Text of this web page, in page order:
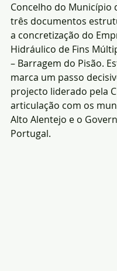
Concelho do Município
três documentos
a concretização do
Hidráulico de Fins
– Barragem do Pisão.
marca um passo
projecto liderado pela
articulação com os
Alto Alentejo e o
Portugal.